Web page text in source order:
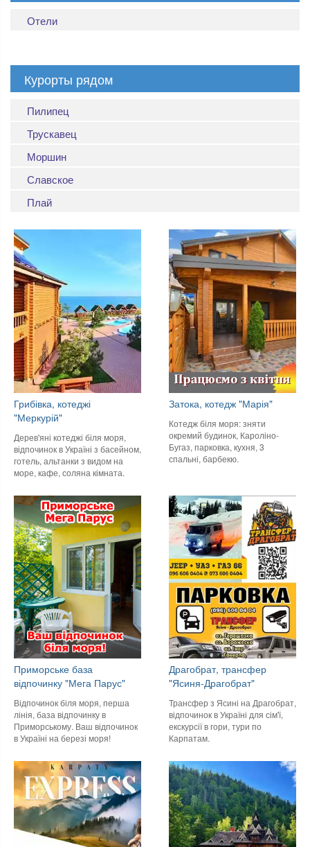
Отели
Курорты рядом
Пилипец
Трускавец
Моршин
Славское
Плай
Грибівка, котеджі
"Меркурій"
Дерев'яні котеджі біля моря,
відпочинок в Україні з басейном,
готель, альтанки з видом на
море, кафе, соляна кімната.
Затока, котедж "Марія"
Котедж біля моря: зняти
окремий будинок, Кароліно-
Бугаз, парковка, кухня, 3
спальні, барбекю.
Приморське база
відпочинку "Мега Парус"
Відпочинок біля моря, перша
лінія, база відпочинку в
Приморському. Ваш відпочинок
в Україні на березі моря!
Драгобрат, трансфер
"Ясиня-Драгобрат"
Трансфер з Ясині на Драгобрат,
відпочинок в Україні для сім'ї,
екскурсії в гори, тури по
Карпатам.